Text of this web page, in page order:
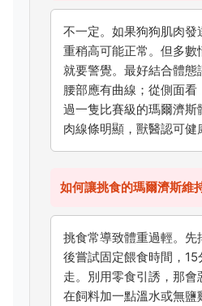
不一定。如果狗狗肌肉發
重稍高可能正常。但多
就要警覺。最好結合體態
腰部應有曲線；從側面看
過一隻比賽級的瑪爾濟
肉線條明顯，獸醫認可健
如何讓挑食的瑪爾濟斯維
挑食常導致體重過輕。先
後嘗試固定餵食時間，
走。別用零食引誘，那會
在飼料加一點溫水或無鹽